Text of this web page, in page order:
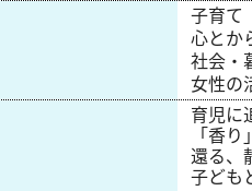
子育て
心とか
社会・
女性の
育児に
「香
還る、
子ども